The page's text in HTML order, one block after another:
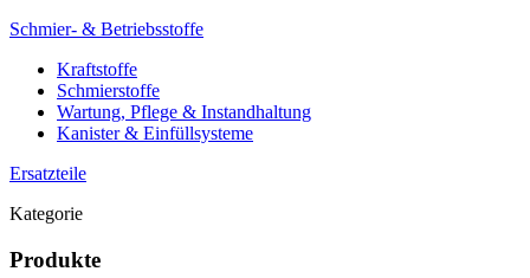
Schmier- & Betriebsstoffe
Kraftstoffe
Schmierstoffe
Wartung, Pflege & Instandhaltung
Kanister & Einfüllsysteme
Ersatzteile
Kategorie
Produkte